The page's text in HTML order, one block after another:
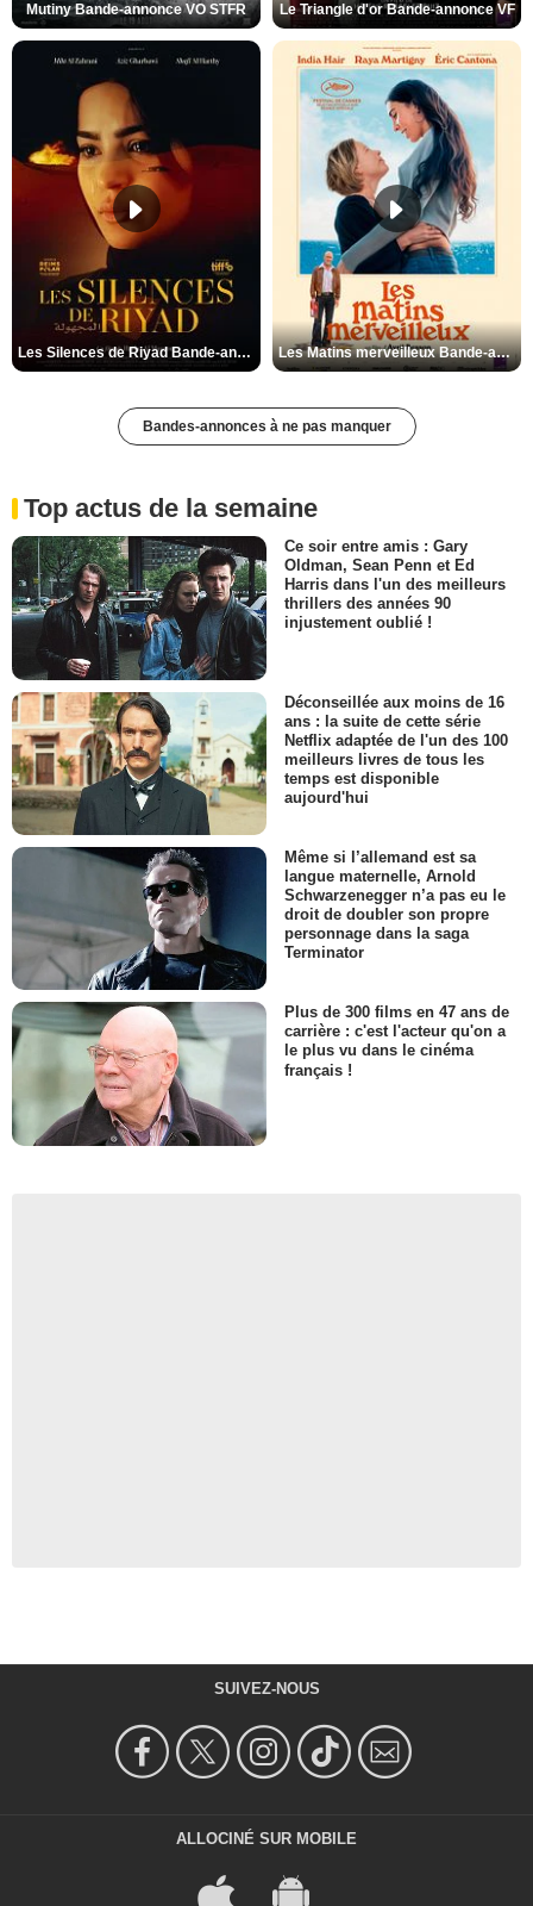
Mutiny Bande-annonce VO STFR Le Triangle d'or Bande-annonce VF
Les Silences de Riyad Bande-annonce VO STFR Les Matins merveilleux Bande-annonce VF
Bandes-annonces à ne pas manquer
Top actus de la semaine
Ce soir entre amis : Gary
Oldman, Sean Penn et Ed
Harris dans l'un des meilleurs
thrillers des années 90
injustement oublié !
Déconseillée aux moins de 16
ans : la suite de cette série
Netflix adaptée de l'un des 100
meilleurs livres de tous les
temps est disponible
aujourd'hui
Même si l’allemand est sa
langue maternelle, Arnold
Schwarzenegger n’a pas eu le
droit de doubler son propre
personnage dans la saga
Terminator
Plus de 300 films en 47 ans de
carrière : c'est l'acteur qu'on a
le plus vu dans le cinéma
français !
SUIVEZ-NOUS
ALLOCINÉ SUR MOBILE